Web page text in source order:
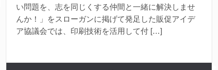
い問題を、志を同じくする仲間と一緒に解決しませ
んか！」をスローガンに掲げて発足した販促アイデ
ア協議会では、印刷技術を活用して付 […]